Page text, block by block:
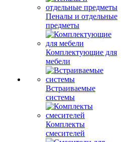
Пеналы и отдельные
предметы
Комплектующие для
мебели
Встраиваемые
системы
Комплекты
смесителей